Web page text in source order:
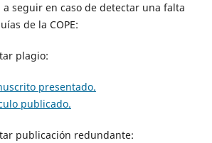
a seguir en caso de detectar una falta
de la COPE:
plagio:
presentado.
publicado.
publicación redundante: